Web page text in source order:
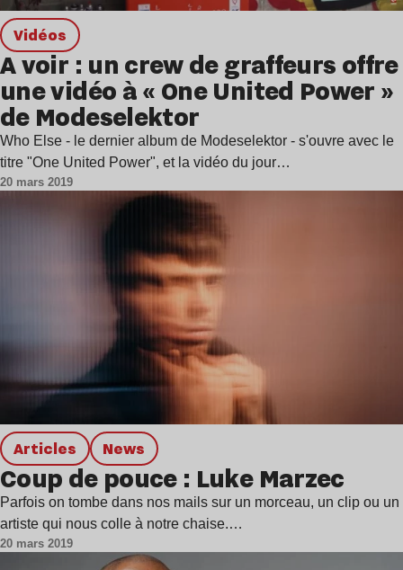
Vidéos
A voir : un crew de graffeurs offre
une vidéo à « One United Power »
de Modeselektor
Who Else - le dernier album de Modeselektor - s'ouvre avec le
titre "One United Power", et la vidéo du jour…
20 mars 2019
Articles news
Coup de pouce : Luke Marzec
Parfois on tombe dans nos mails sur un morceau, un clip ou un
artiste qui nous colle à notre chaise.…
20 mars 2019